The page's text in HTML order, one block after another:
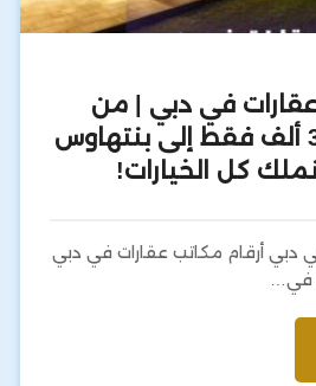
عقارات في دبي | من
استوديو بـ399 ألف فقط إلى بنتهاوس
دبي أرقام مكاتب عقارات في دبي
في…